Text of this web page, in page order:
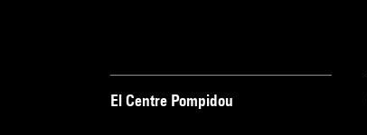
El Centre Pompidou